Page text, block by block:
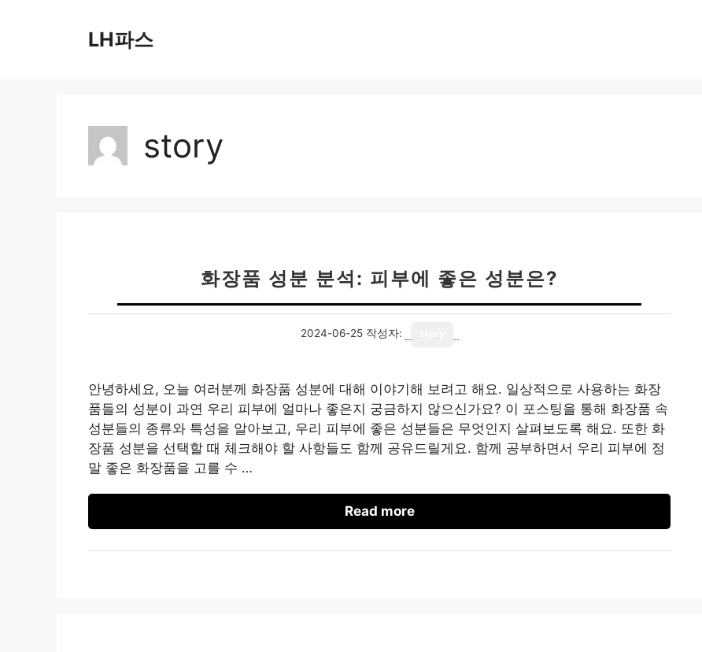
LH파스
story
화장품 성분 분석: 피부에 좋은 성분은?
2024-06-25 작성자:
안녕하세요, 오늘 여러분께 화장품 성분에 대해 이야기해 보려고 해요. 일상적으로 사용하는 화장
품들의 성분이 과연 우리 피부에 얼마나 좋은지 궁금하지 않으신가요? 이 포스팅을 통해 화장품 속
성분들의 종류와 특성을 알아보고, 우리 피부에 좋은 성분들은 무엇인지 살펴보도록 해요. 또한 화
장품 성분을 선택할 때 체크해야 할 사항들도 함께 공유드릴게요. 함께 공부하면서 우리 피부에 정
말 좋은 화장품을 고를 수 …
Read more